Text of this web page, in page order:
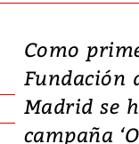
Como
Fundación
Madrid se
campaña